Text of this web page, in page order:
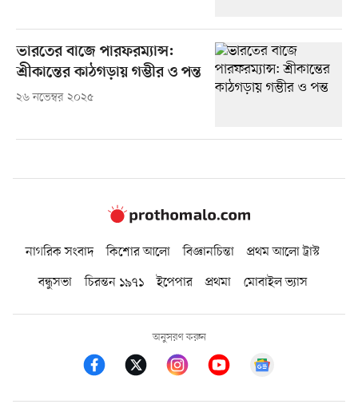
ভারতের বাজে পারফরম্যান্স:
শ্রীকান্তের কাঠগড়ায় গম্ভীর ও পন্ত
২৬ নভেম্বর ২০২৫
নাগরিক সংবাদ কিশোর আলো বিজ্ঞানচিন্তা
প্রথম আলো ট্রাস্ট
বন্ধুসভা
চিরন্তন ১৯৭১ ইপেপার প্রথমা মোবাইল ভ্যাস
অনুসরণ করুন